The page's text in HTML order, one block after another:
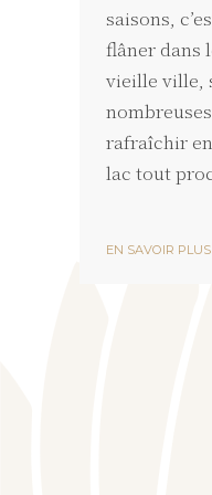
saisons,
flâner dans
vieille ville,
rafraîchir
lac tout
EN SAVOIR PLUS